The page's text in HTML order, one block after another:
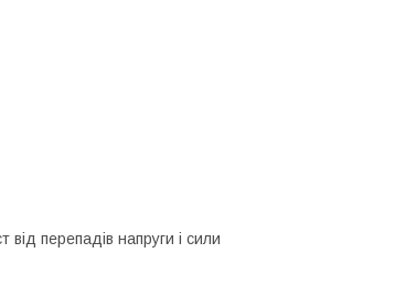
перепадів напруги і сили